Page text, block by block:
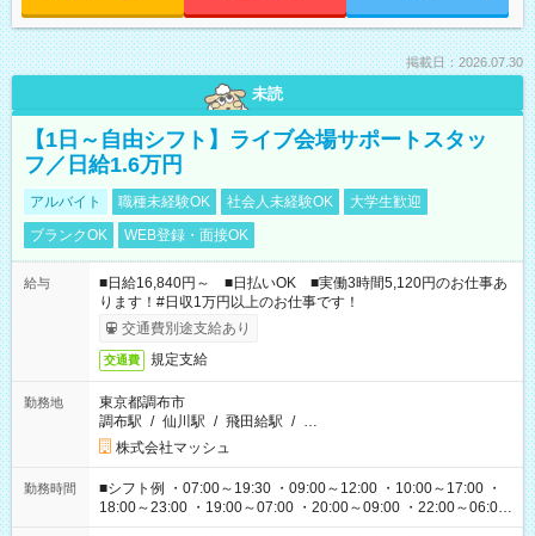
掲載日：2026.07.30
未読
【1日～自由シフト】ライブ会場サポートスタッ
フ／日給1.6万円
アルバイト 職種未経験OK 社会人未経験OK
大学生歓迎
ブランクOK
WEB登録・面接OK
給与
■日給16,840円～ ■日払いOK ■実働3時間5,120円のお仕事あ
ります！#日収1万円以上のお仕事です！
交通費別途支給あり
交通費 規定支給
勤務地
東京都調布市
調布駅 / 仙川駅 / 飛田給駅 / …
株式会社マッシュ
勤務時間
■シフト例 ・07:00～19:30 ・09:00～12:00 ・10:00～17:00 ・
18:00～23:00 ・19:00～07:00 ・20:00～09:00 ・22:00～06:00
etc ★最短で3時間で5,120円のお仕事から 15時間で2万円近く稼